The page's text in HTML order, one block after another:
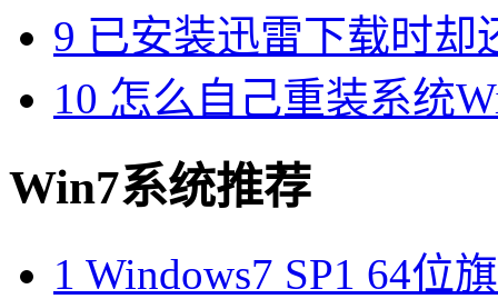
9 已安装迅雷下载时却
10 怎么自己重装系统
Win7系统推荐
1 Windows7 SP1 64位